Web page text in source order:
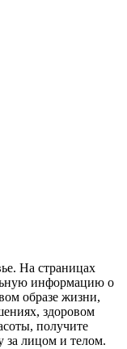
На страницах
информацию о
образе жизни,
здоровом
получите
лицом и телом.